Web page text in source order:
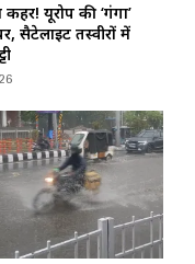
यूरोप की ‘गंगा’
सैटेलाइट तस्वीरों में